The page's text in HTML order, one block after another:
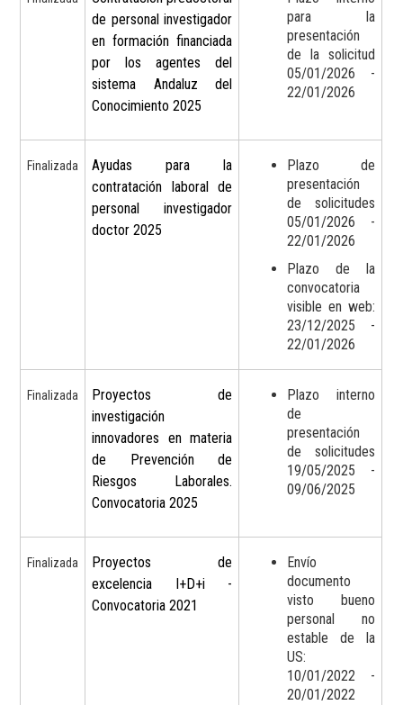
de personal investigador
en formación financiada
por los agentes del
sistema Andaluz del
Conocimiento 2025
para la
presentación
de la solicitud
05/01/2026 -
22/01/2026
Finalizada
Ayudas para la
contratación laboral de
personal investigador
doctor 2025
Plazo de
presentación
de solicitudes
05/01/2026 -
22/01/2026
Plazo de la
convocatoria
visible en web:
23/12/2025 -
22/01/2026
Finalizada
Proyectos de
investigación
innovadores en materia
de Prevención de
Riesgos Laborales.
Convocatoria 2025
Plazo interno
de
presentación
de solicitudes
19/05/2025 -
09/06/2025
Finalizada
Proyectos de
excelencia I+D+i -
Convocatoria 2021
Envío
documento
visto bueno
personal no
estable de la
US:
10/01/2022 -
20/01/2022